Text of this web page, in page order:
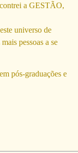
a GESTÃO,
universo de
pessoas a se
pós-graduações e